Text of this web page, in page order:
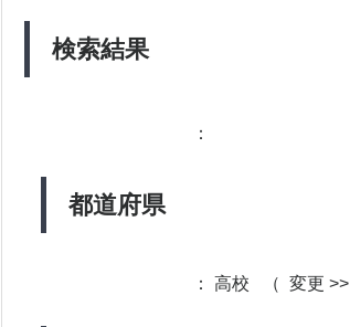
検索結果
都道府県
：
： 高校 （ 変更 >>